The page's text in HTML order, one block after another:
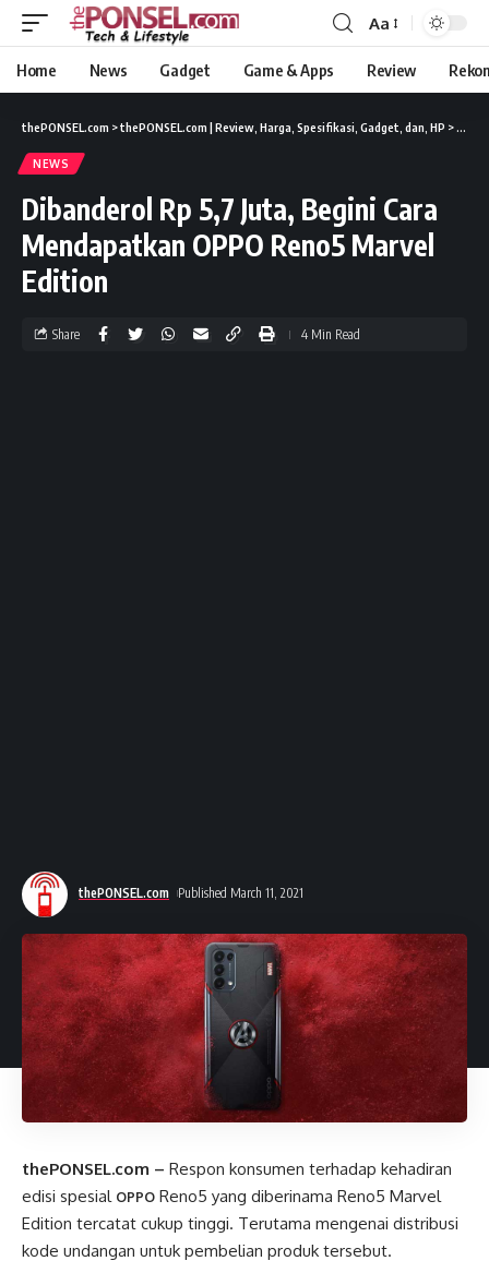
Aa
Home News Gadget Game & Apps Review
thePONSEL.com >thePONSEL.com | Review, Harga, Spesifikasi, Gadget, dan, HP > News
NEWS
Dibanderol Rp 5,7 Juta, Begini Cara
Mendapatkan OPPO Reno5 Marvel
Edition
thePONSEL.com Published March 11, 2021
Share 4 Min Read
thePONSEL.com – Respon konsumen terhadap kehadiran
edisi spesial OPPO Reno5 yang diberinama Reno5 Marvel
Edition tercatat cukup tinggi. Terutama mengenai distribusi
kode undangan untuk pembelian produk tersebut.